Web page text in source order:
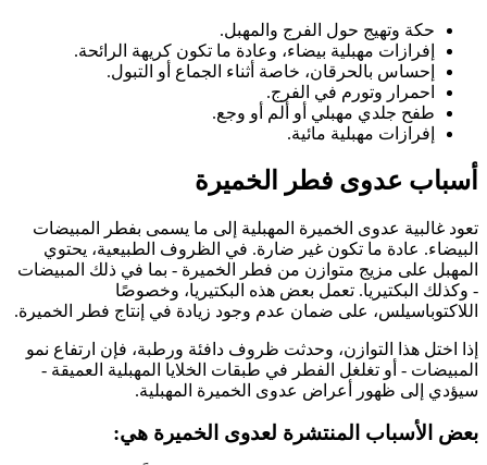
حكة وتهيج حول الفرج والمهبل.
إفرازات مهبلية بيضاء، وعادة ما تكون كريهة الرائحة.
إحساس بالحرقان، خاصة أثناء الجماع أو التبول.
احمرار وتورم في الفرج.
طفح جلدي مهبلي أو ألم أو وجع.
إفرازات مهبلية مائية.
أسباب عدوى فطر الخميرة
تعود غالبية عدوى الخميرة المهبلية إلى ما يسمى بفطر المبيضات
البيضاء. عادة ما تكون غير ضارة. في الظروف الطبيعية، يحتوي
المهبل على مزيج متوازن من فطر الخميرة - بما في ذلك المبيضات
- وكذلك البكتيريا. تعمل بعض هذه البكتيريا، وخصوصًا
اللاكتوباسيلس، على ضمان عدم وجود زيادة في إنتاج فطر الخميرة.
إذا اختل هذا التوازن، وحدثت ظروف دافئة ورطبة، فإن ارتفاع نمو
المبيضات - أو تغلغل الفطر في طبقات الخلايا المهبلية العميقة -
سيؤدي إلى ظهور أعراض عدوى الخميرة المهبلية.
بعض الأسباب المنتشرة لعدوى الخميرة هي: